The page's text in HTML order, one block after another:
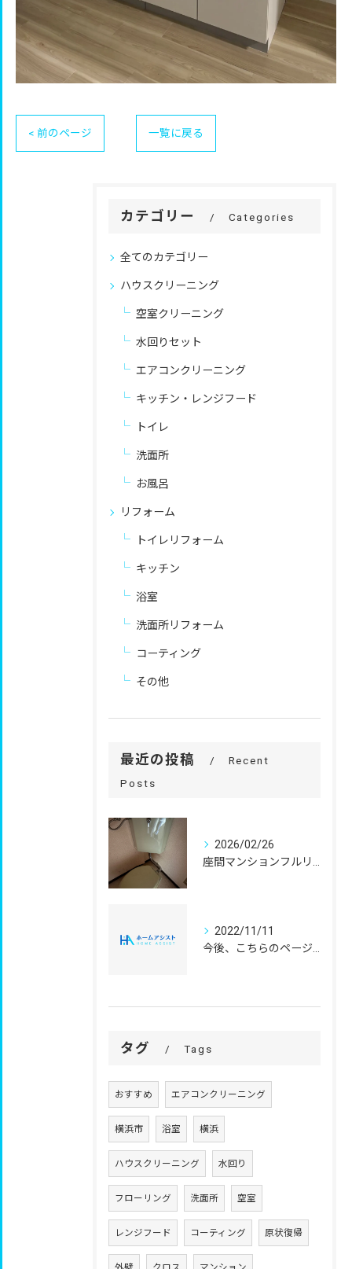
< 前のページ 一覧に戻る
カテゴリー Categories
全てのカテゴリー
ハウスクリーニング
空室クリーニング
水回りセット
エアコンクリーニング
キッチン・レンジフード
トイレ
洗面所
お風呂
リフォーム
トイレリフォーム
キッチン
浴室
洗面所リフォーム
コーティング
その他
最近の投稿
Recent
Posts
2026/02/26
2022/11/11
タグ Tags
おすすめ エアコンクリーニング
横浜市 浴室 横浜
ハウスクリーニング 水回り
フローリング 洗面所 空室
レンジフード コーティング 原状復帰